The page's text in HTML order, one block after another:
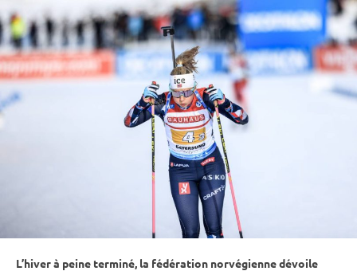
L’hiver à peine terminé, la fédération norvégienne dévoile